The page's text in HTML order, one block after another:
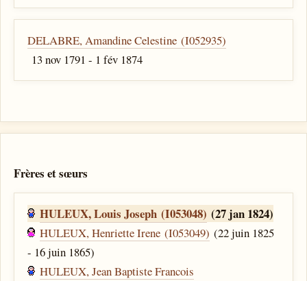
DELABRE, Amandine Celestine (I052935)
13 nov 1791 - 1 fév 1874
Frères et sœurs
HULEUX, Louis Joseph (I053048) (27 jan 1824)
HULEUX, Henriette Irene (I053049) (22 juin 1825
- 16 juin 1865)
HULEUX, Jean Baptiste Francois